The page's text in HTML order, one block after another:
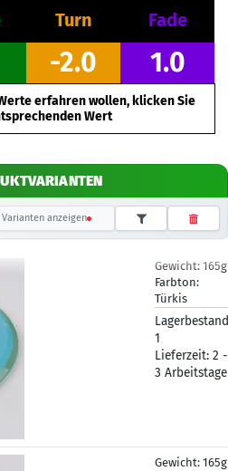
Turn Fade
-2.0 1.0
erfahren wollen, klicken Sie
Wert
anzeigen
Gewicht:
Farbton:
Türkis
1
Lieferzeit: 2 -
3 Arbeitstage
Gewicht: